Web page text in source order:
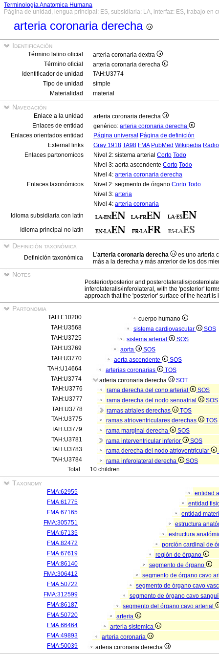
Terminologia Anatomica Humana
Página de unidad, lengua principal: ES, subsidiaria: LA, interfaz: ES, trabajo en
arteria coronaria derecha
Identificación
Término latino oficial
arteria coronaria dextra
Término oficial
arteria coronaria derecha
Identificador de unidad
TAH:U3774
Tipo de unidad
simple
Materialidad
material
Navegación
Enlace a la unidad
arteria coronaria derecha
Enlaces de entidad
genérico: arteria coronaria derecha
Enlaces orientados entidad
Página universal Página de definición
External links
Gray 1918 TA98 FMA PubMed Wikipedia
Enlaces partonomicos
Nivel 2: sistema arterial Corto Todo
Nivel 3: aorta ascendente Corto Todo
Nivel 4: arteria coronaria derecha
Enlaces taxonómicos
Nivel 2: segmento de órgano Corto Todo
Nivel 3: arteria
Nivel 4: arteria coronaria
Idioma subsidiaria con latín
Idioma principal no latín
Definición taxonómica
Definición taxonómica L'arteria coronaria derecha
es uno arteria
más a la derecha y más anterior de los dos
Notes
Posterior/posterior and posterolateralis/
inferolateralis/inferolateral, with the 'posterior'
approach that the 'posterior' surface of the heart is
Partonomia
TAH:E10200
cuerpo humano
TAH:U3568
sistema cardiovascular
SOS
TAH:U3725
sistema arterial
SOS
TAH:U3769
aorta
SOS
TAH:U3770
aorta ascendente
SOS
TAH:U14664
arterias coronarias
TOS
TAH:U3774
arteria coronaria derecha
SOT
TAH:U3776
rama derecha del cono arterial
SOS
TAH:U3777
rama derecha del nodo senoatrial
SOS
TAH:U3778
ramas atriales derechas
TOS
TAH:U3775
ramas atrioventriculares derechas
TOS
TAH:U3779
rama marginal derecha
SOS
TAH:U3781
rama interventricular inferior
SOS
TAH:U3783
rama derecha del nodo atrioventricular
TAH:U3784
rama inferolateral derecha
SOS
Total
10 children
Taxonomy
FMA:62955
entidad
FMA:61775
entidad
FMA:67165
entidad
FMA:305751
estructura
FMA:67135
estructura
FMA:82472
porción cardinal de
FMA:67619
región de órgano
FMA:86140
segmento de órgano
FMA:306412
segmento de órgano cavo
FMA:50722
segmento de órgano cavo
FMA:312599
segmento de órgano cavo
FMA:86187
segmento del órgano cavo arterial
FMA:50720
arteria
FMA:66464
arteria sistemica
FMA:49893
arteria coronaria
FMA:50039
arteria coronaria derecha